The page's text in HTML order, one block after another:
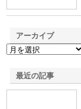
アーカイブ
最近の記事